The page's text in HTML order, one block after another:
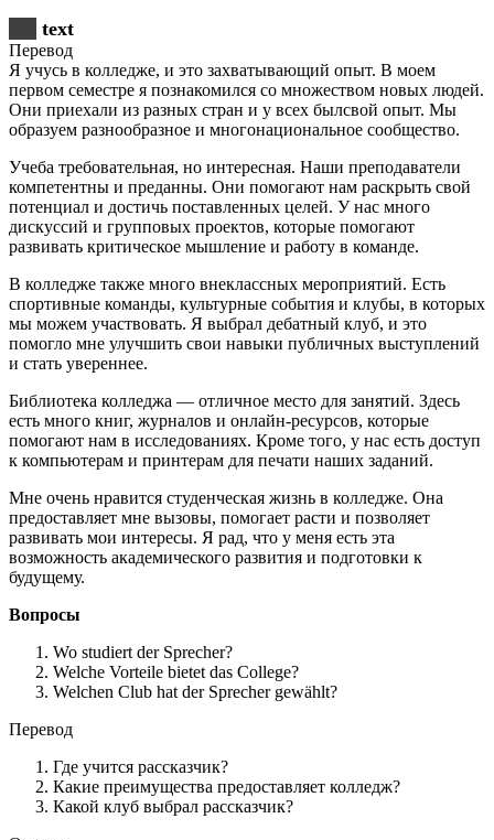
text
Перевод
Я учусь в колледже, и это захватывающий опыт. В моем
первом семестре я познакомился со множеством новых людей.
Они приехали из разных стран и у всех былсвой опыт. Мы
образуем разнообразное и многонациональное сообщество.
Учеба требовательная, но интересная. Наши преподаватели
компетентны и преданны. Они помогают нам раскрыть свой
потенциал и достичь поставленных целей. У нас много
дискуссий и групповых проектов, которые помогают
развивать критическое мышление и работу в команде.
В колледже также много внеклассных мероприятий. Есть
спортивные команды, культурные события и клубы, в которых
мы можем участвовать. Я выбрал дебатный клуб, и это
помогло мне улучшить свои навыки публичных выступлений
и стать увереннее.
Библиотека колледжа — отличное место для занятий. Здесь
есть много книг, журналов и онлайн-ресурсов, которые
помогают нам в исследованиях. Кроме того, у нас есть доступ
к компьютерам и принтерам для печати наших заданий.
Мне очень нравится студенческая жизнь в колледже. Она
предоставляет мне вызовы, помогает расти и позволяет
развивать мои интересы. Я рад, что у меня есть эта
возможность академического развития и подготовки к
будущему.
Вопросы
Wo studiert der Sprecher?
Welche Vorteile bietet das College?
Welchen Club hat der Sprecher gewählt?
Перевод
Где учится рассказчик?
Какие преимущества предоставляет колледж?
Какой клуб выбрал рассказчик?